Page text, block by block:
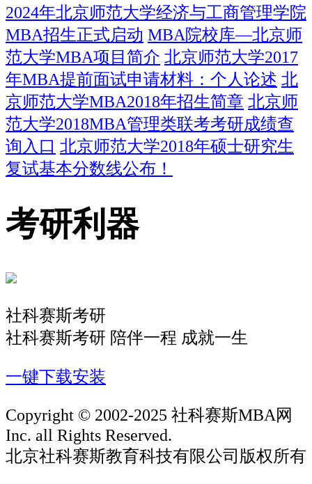
2024年北京师范大学经济与工商管理学院
MBA招生正式启动 MBA院校库―北京师
范大学MBA项目简介 北京师范大学2017
年MBA提前面试申请材料：个人论述 北
京师范大学MBA2018年招生简章 北京师
范大学2018MBA管理类联考考研成绩查
询入口 北京师范大学2018年硕士研究生
复试基本分数线公布！
考研利器
社科赛斯考研
社科赛斯考研 陪伴一程 成就一生
一键下载安装
Copyright © 2002-2025 社科赛斯MBA网
Inc. all Rights Reserved.
北京社科赛斯教育科技有限公司版权所有